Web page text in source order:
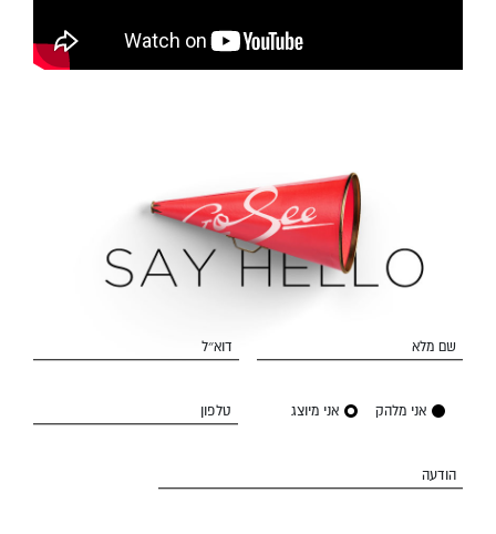
שם מלא דוא״ל
אני מלהק אני מיוצג טלפון
הודעה